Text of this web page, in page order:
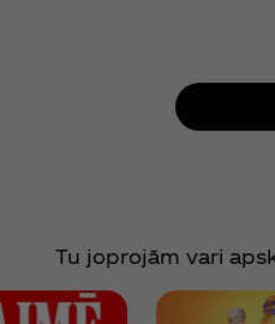
Šīs
Tu joprojām vari